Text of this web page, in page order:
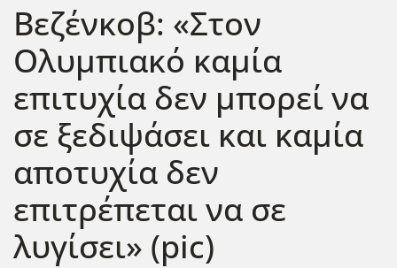
Βεζένκοβ: «Στον
Ολυμπιακό καμία
επιτυχία δεν μπορεί να
σε ξεδιψάσει και καμία
αποτυχία δεν
επιτρέπεται να σε
λυγίσει» (pic)